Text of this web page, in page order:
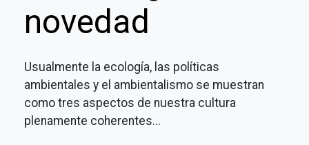
novedad
Usualmente la ecología, las políticas
ambientales y el ambientalismo se muestran
como tres aspectos de nuestra cultura
plenamente coherentes...